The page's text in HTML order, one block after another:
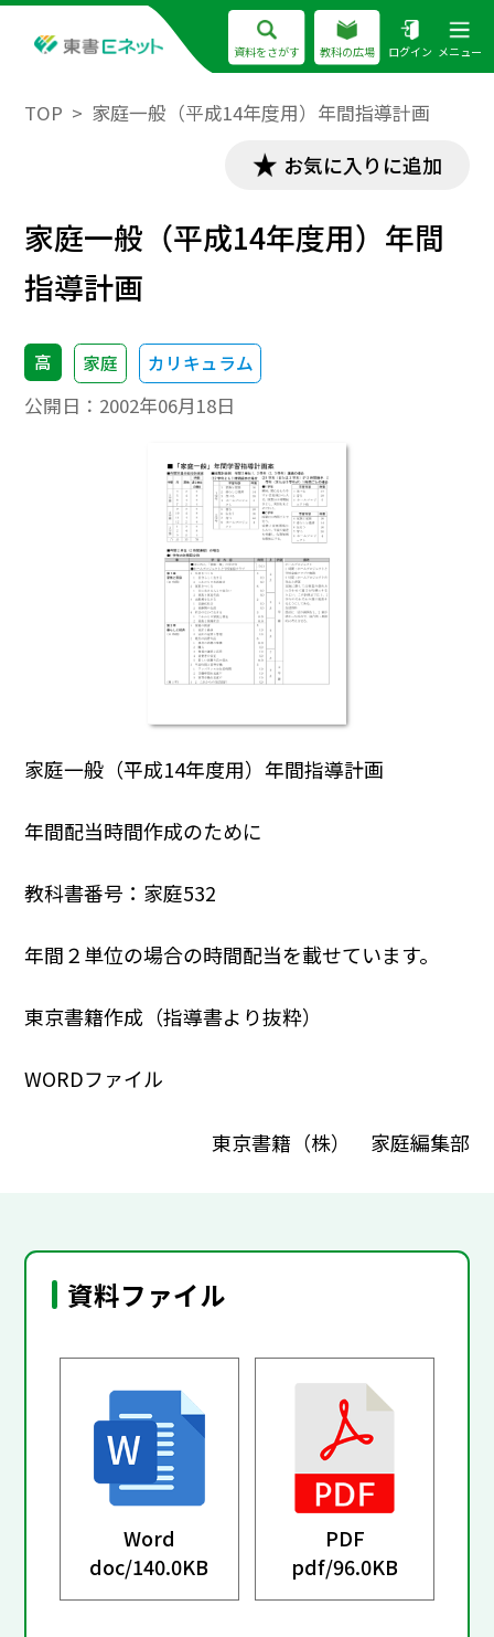
資料をさがす 教科の広場 ログイン メニュー
TOP 家庭一般（平成14年度用）年間指導計画
お気に入りに追加
家庭一般（平成14年度用）年間
指導計画
高 家庭 カリキュラム
公開日： 2002年06月18日
家庭一般（平成14年度用）年間指導計画
年間配当時間作成のために
教科書番号：家庭532
年間２単位の場合の時間配当を載せています。
東京書籍作成（指導書より抜粋）
WORDファイル
東京書籍（株） 家庭編集部
資料ファイル
Word
doc/140.0KB
PDF
pdf/96.0KB